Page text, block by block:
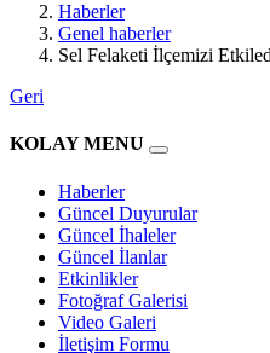
Haberler
Genel haberler
Sel Felaketi İlçemizi
Geri
KOLAY MENU
Haberler
Güncel Duyurular
Güncel İhaleler
Güncel İlanlar
Etkinlikler
Fotoğraf Galerisi
Video Galeri
İletişim Formu